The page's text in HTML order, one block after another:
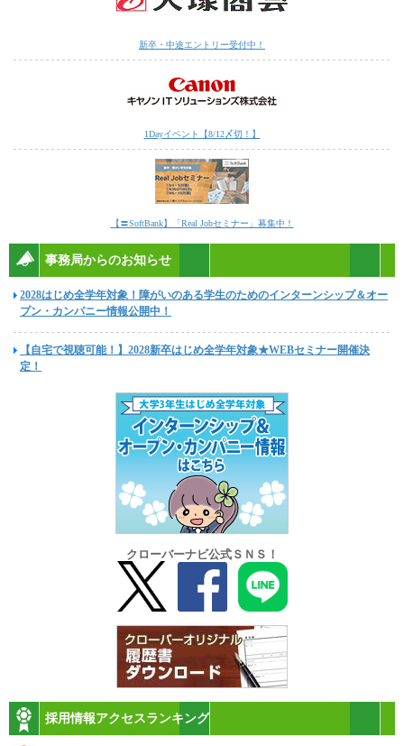
新卒・中途エントリー受付中！
1Dayイベント【8/12〆切！】
【〓SoftBank】「Real Jobセミナー」募集中！
事務局からのお知らせ
2028はじめ全学年対象！障がいのある学生のためのインターンシップ＆オー
プン・カンパニー情報公開中！
【自宅で視聴可能！】2028新卒はじめ全学年対象★WEBセミナー開催決
定！
クローバーナビ公式ＳＮＳ！
採用情報アクセスランキング